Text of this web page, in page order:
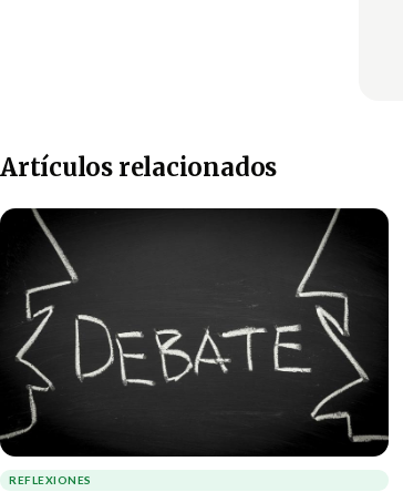
Artículos relacionados
REFLEXIONES